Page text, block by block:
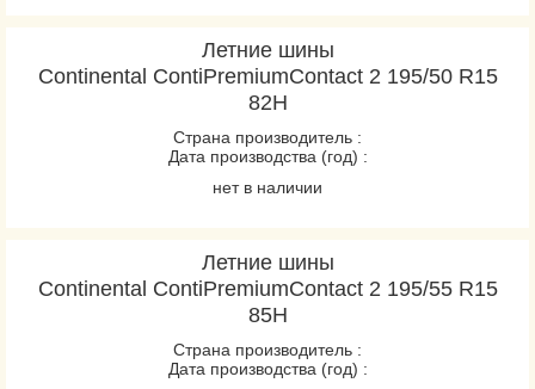
Летние шины
Continental ContiPremiumContact 2 195/50 R15
82H
Страна производитель :
Дата производства (год) :
нет в наличии
Летние шины
Continental ContiPremiumContact 2 195/55 R15
85H
Страна производитель :
Дата производства (год) :